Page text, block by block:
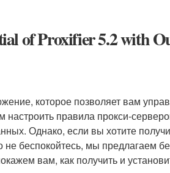
of Proxifier 5.2 with
которое позволяет вам
правила прокси-
Однако, если вы хотите
беспокойтесь, мы предлагаем
вам, как получить и